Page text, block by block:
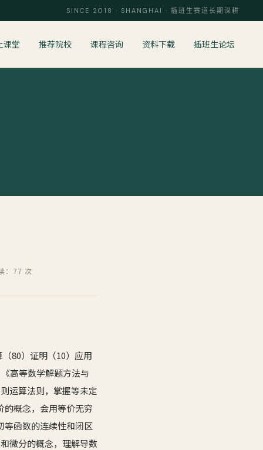
SINCE 2018 · SHANGHAI · 插班生赛道长期深耕
课堂 推荐院校 课程咨询 资料下载 插班生论坛
：77 次
80）证明（10）应用
高等数学解题方法与
运算法则，掌握等未定
的概念，会用等价无穷
等函数的连续性和闭区
微分的概念，理解导数